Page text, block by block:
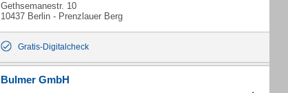
Gethsemanestr. 10
10437 Berlin - Prenzlauer Berg
Gratis-Digitalcheck
Bulmer GmbH